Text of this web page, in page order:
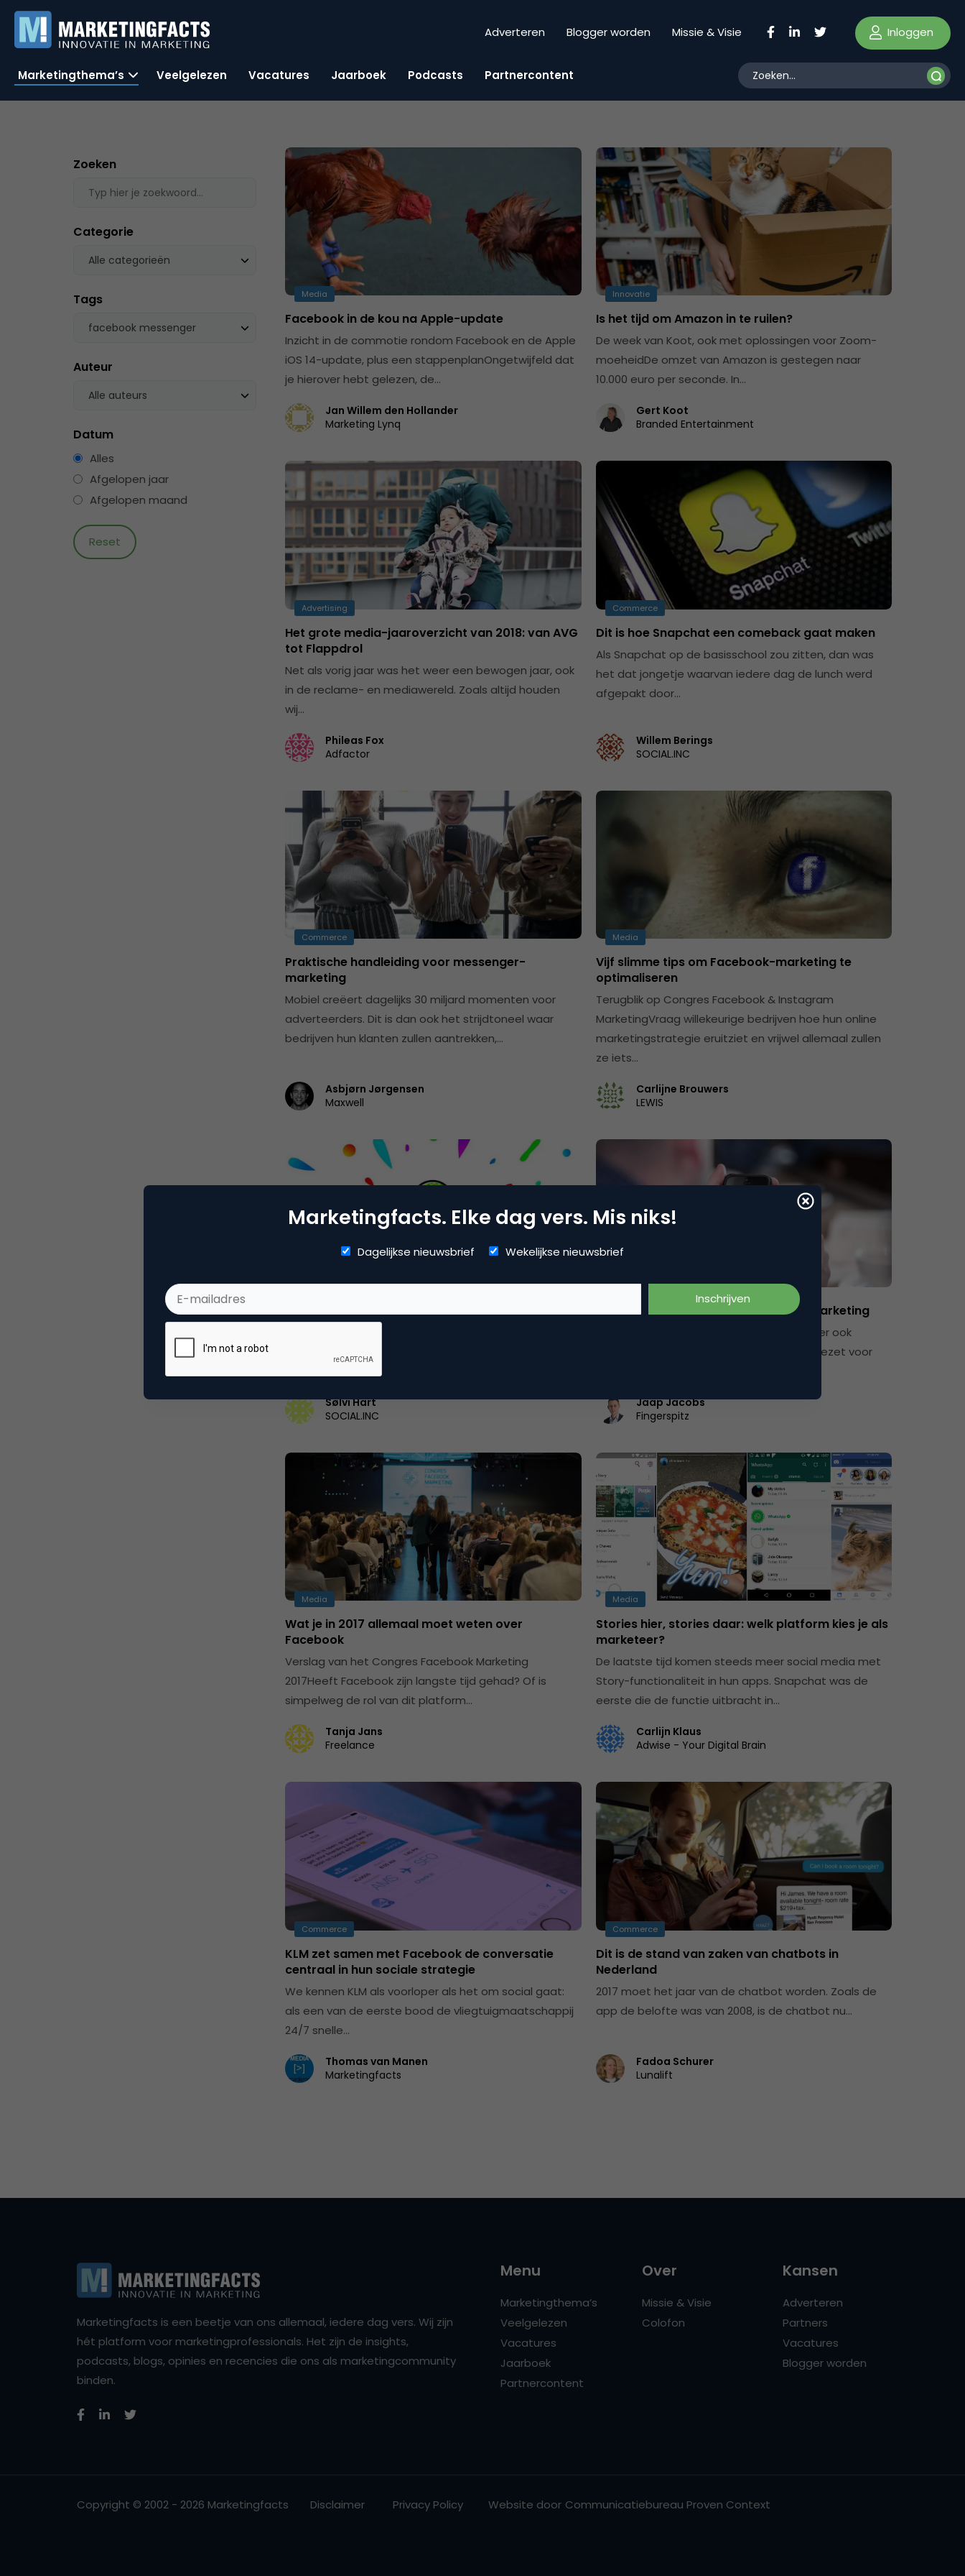
Adverteren Blogger worden Missie & Visie Inloggen
Marketingthema’s Veelgelezen Vacatures Jaarboek Podcasts Partnercontent
Zoeken
Categorie
Alle categorieën
Tags
facebook messenger
Auteur
Alle auteurs
Datum
Alles
Afgelopen jaar
Afgelopen maand
Media
Facebook in de kou na Apple-update
Inzicht in de commotie rondom Facebook en de Apple
iOS 14-update, plus een stappenplanOngetwijfeld dat
je hierover hebt gelezen, de…
Jan Willem den Hollander
Marketing Lynq
Innovatie
Is het tijd om Amazon in te ruilen?
De week van Koot, ook met oplossingen voor Zoom-
moeheidDe omzet van Amazon is gestegen naar
10.000 euro per seconde. In…
Gert Koot
Branded Entertainment
Advertising
Het grote media-jaaroverzicht van 2018: van AVG
tot Flappdrol
Net als vorig jaar was het weer een bewogen jaar, ook
in de reclame- en mediawereld. Zoals altijd houden
wij…
Phileas Fox
Adfactor
Commerce
Dit is hoe Snapchat een comeback gaat maken
Als Snapchat op de basisschool zou zitten, dan was
het dat jongetje waarvan iedere dag de lunch werd
afgepakt door…
Willem Berings
SOCIAL.INC
Commerce
Praktische handleiding voor messenger-
marketing
Mobiel creëert dagelijks 30 miljard momenten voor
adverteerders. Dit is dan ook het strijdtoneel waar
bedrijven hun klanten zullen aantrekken,…
Asbjørn Jørgensen
Maxwell
Media
Vijf slimme tips om Facebook-marketing te
optimaliseren
Terugblik op Congres Facebook & Instagram
MarketingVraag willekeurige bedrijven hoe hun online
marketingstrategie eruitziet en vrijwel allemaal zullen
ze iets…
Carlijne Brouwers
LEWIS
Innovatie
Facebook Messenger Kids: geniaal of gestoord?
Sølvi Hart
SOCIAL.INC
Advertising
Case: 1000+ pre-orders via chatbotmarketing
Chatbots. Je hoort er veel over en je ziet er ook
steeds meer. Chatbots worden vooral ingezet voor
Jaap Jacobs
Fingerspitz
Media
Wat je in 2017 allemaal moet weten over
Facebook
Verslag van het Congres Facebook Marketing
2017Heeft Facebook zijn langste tijd gehad? Of is
simpelweg de rol van dit platform…
Tanja Jans
Freelance
Media
Stories hier, stories daar: welk platform kies je als
marketeer?
De laatste tijd komen steeds meer social media met
Story-functionaliteit in hun apps. Snapchat was de
eerste die de functie uitbracht in…
Carlijn Klaus
Adwise - Your Digital Brain
Commerce
KLM zet samen met Facebook de conversatie
centraal in hun sociale strategie
We kennen KLM als voorloper als het om social gaat:
als een van de eerste bood de vliegtuigmaatschappij
24/7 snelle…
Thomas van Manen
Marketingfacts
Commerce
Dit is de stand van zaken van chatbots in
Nederland
2017 moet het jaar van de chatbot worden. Zoals de
app de belofte was van 2008, is de chatbot nu…
Fadoa Schurer
Lunalift
Marketingfacts. Elke dag vers. Mis niks!
Dagelijkse nieuwsbrief Wekelijkse nieuwsbrief
Marketingfacts is een beetje van ons allemaal, iedere dag vers. Wij zijn
hét platform voor marketingprofessionals. Het zijn de insights,
podcasts, blogs, opinies en recencies die ons als marketingcommunity
binden.
Menu
Marketingthema’s
Veelgelezen
Vacatures
Jaarboek
Partnercontent
Over
Missie & Visie
Colofon
Kansen
Adverteren
Partners
Vacatures
Blogger worden
Copyright © 2002 - 2026 Marketingfacts Disclaimer Privacy Policy Website door Communicatiebureau Proven Context